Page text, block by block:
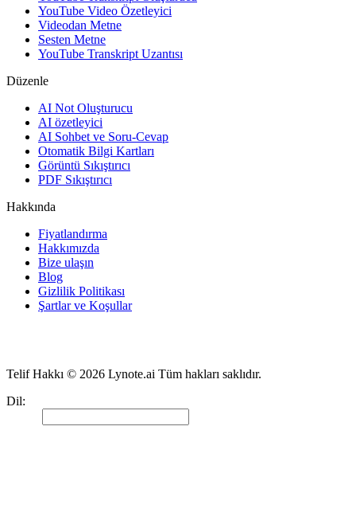
YouTube Video Özetleyici
Videodan Metne
Sesten Metne
YouTube Transkript Uzantısı
Düzenle
AI Not Oluşturucu
AI özetleyici
AI Sohbet ve Soru-Cevap
Otomatik Bilgi Kartları
Görüntü Sıkıştırıcı
PDF Sıkıştırıcı
Hakkında
Fiyatlandırma
Hakkımızda
Bize ulaşın
Blog
Gizlilik Politikası
Şartlar ve Koşullar
Telif Hakkı © 2026 Lynote.ai Tüm hakları saklıdır.
Dil: